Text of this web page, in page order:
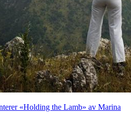
«Holding the Lamb» av Marina